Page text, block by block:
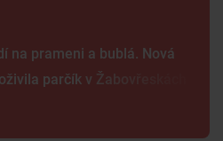
na prameni a bublá. Nová
parčík v Žabovřeskách